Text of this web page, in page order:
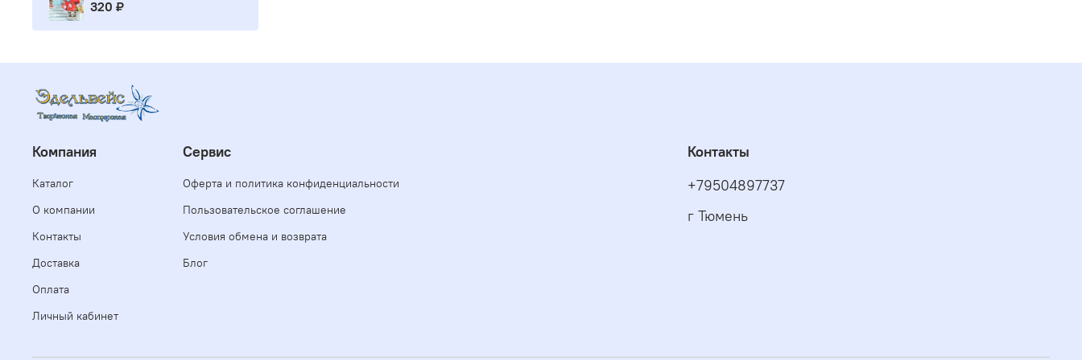
320 ₽
Компания
Каталог
О компании
Контакты
Доставка
Оплата
Личный кабинет
Сервис
Оферта и политика конфиденциальности
Пользовательское соглашение
Условия обмена и возврата
Блог
Контакты
+79504897737
г Тюмень